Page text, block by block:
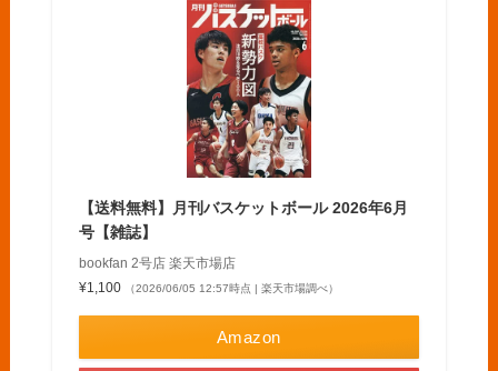
【送料無料】月刊バスケットボール 2026年6月
号【雑誌】
bookfan 2号店 楽天市場店
¥1,100
（2026/06/05 12:57時点 | 楽天市場調べ）
Amazon